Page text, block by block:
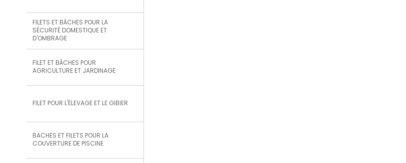
FILETS ET BÂCHES POUR LA
SÉCURITÉ DOMESTIQUE ET
D'OMBRAGE
FILET ET BÂCHES POUR
AGRICULTURE ET JARDINAGE
FILET POUR L'ÉLEVAGE ET LE GIBIER
BACHES ET FILETS POUR LA
COUVERTURE DE PISCINE